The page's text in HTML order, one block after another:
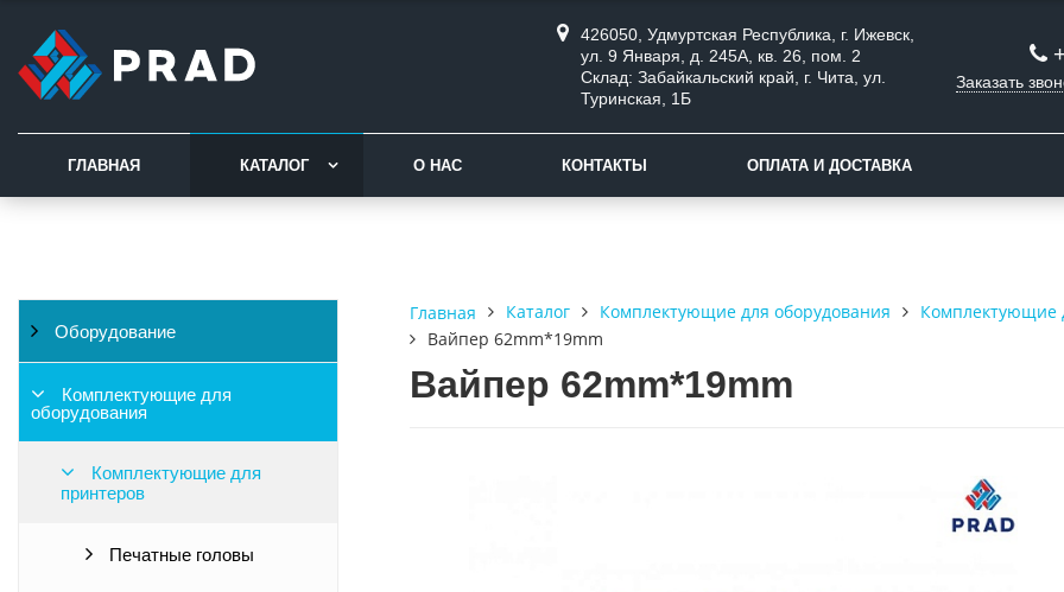
426050, Удмуртская Республика, г. Ижевск,
ул. 9 Января, д. 245А, кв. 26, пом. 2
Склад: Забайкальский край, г. Чита, ул.
Туринская, 1Б
Заказать
ГЛАВНАЯ КАТАЛОГ О НАС КОНТАКТЫ ОПЛАТА И ДОСТАВКА
Оборудование
Комплектующие для
оборудования
Комплектующие для
принтеров
Печатные головы
Главная Каталог Комплектующие для оборудования Комплектующие
Вайпер 62mm*19mm
Вайпер 62mm*19mm